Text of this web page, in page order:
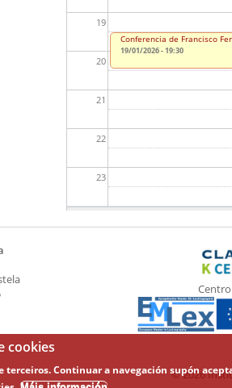
19
20
21
22
23
Conferencia de Francisco
19/01/2026 - 19:30
© 2026
cookies
Continuar a navegación supón